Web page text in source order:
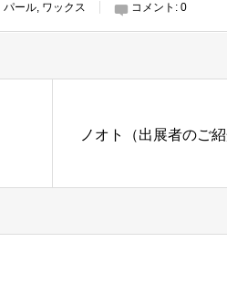
パール, ワックス コメント: 0
ノオト（出展者のご紹